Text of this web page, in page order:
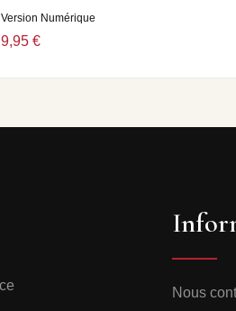
Version Numérique
9,95 €
Nous